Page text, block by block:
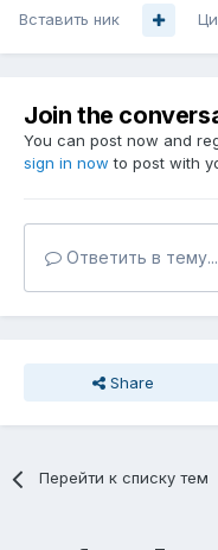
Вставить ник
Join the
You can post now and
sign in now to post with
Ответить в тему...
Share
Перейти к списку тем